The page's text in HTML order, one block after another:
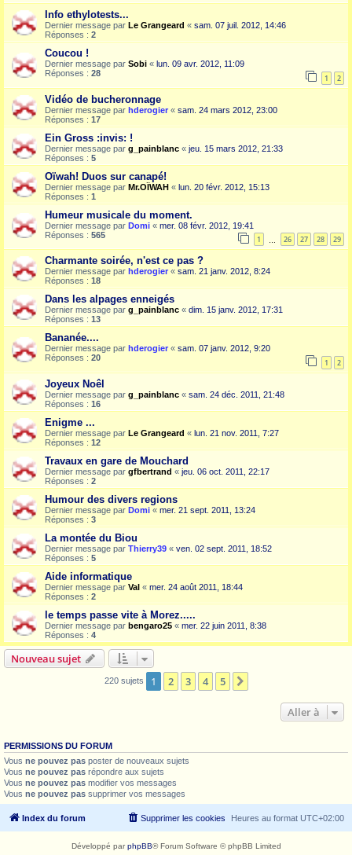
Info ethylotests...
Dernier message par Le Grangeard « sam. 07 juil. 2012, 14:46
Réponses : 2
Coucou !
Dernier message par Sobi « lun. 09 avr. 2012, 11:09
Réponses : 28 1 2
Vidéo de bucheronnage
Dernier message par hderogier « sam. 24 mars 2012, 23:00
Réponses : 17
Ein Gross :invis: !
Dernier message par g_painblanc « jeu. 15 mars 2012, 21:33
Réponses : 5
Oïwah! Duos sur canapé!
Dernier message par Mr.OÏWAH « lun. 20 févr. 2012, 15:13
Réponses : 1
Humeur musicale du moment.
Dernier message par Domi « mer. 08 févr. 2012, 19:41
Réponses : 565 1 26 27 28 29
Charmante soirée, n'est ce pas ?
Dernier message par hderogier « sam. 21 janv. 2012, 8:24
Réponses : 18
Dans les alpages enneigés
Dernier message par g_painblanc « dim. 15 janv. 2012, 17:31
Réponses : 13
Bananée....
Dernier message par hderogier « sam. 07 janv. 2012, 9:20
Réponses : 20 1 2
Joyeux Noêl
Dernier message par g_painblanc « sam. 24 déc. 2011, 21:48
Réponses : 16
Enigme ...
Dernier message par Le Grangeard « lun. 21 nov. 2011, 7:27
Réponses : 12
Travaux en gare de Mouchard
Dernier message par gfbertrand « jeu. 06 oct. 2011, 22:17
Réponses : 2
Humour des divers regions
Dernier message par Domi « mer. 21 sept. 2011, 13:24
Réponses : 3
La montée du Biou
Dernier message par Thierry39 « ven. 02 sept. 2011, 18:52
Réponses : 5
Aide informatique
Dernier message par Val « mer. 24 août 2011, 18:44
Réponses : 2
le temps passe vite à Morez.....
Dernier message par bengaro25 « mer. 22 juin 2011, 8:38
Réponses : 4
Nouveau sujet
220 sujets 1 2 3 4 5
Aller à
PERMISSIONS DU FORUM
Vous ne pouvez pas poster de nouveaux sujets
Vous ne pouvez pas répondre aux sujets
Vous ne pouvez pas modifier vos messages
Vous ne pouvez pas supprimer vos messages
Index du forum Heures au format UTC+02:00
Supprimer les cookies
Développé parphpBB® Forum Software © phpBB Limited